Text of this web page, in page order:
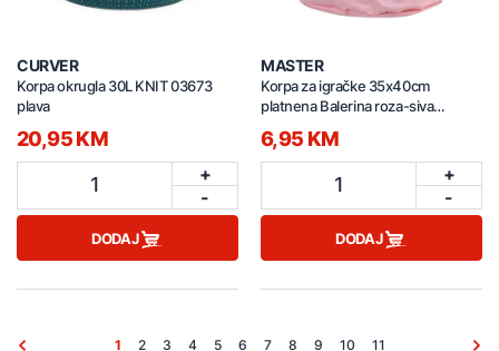
CURVER
Korpa okrugla 30L KNIT 03673
plava
20,95 KM
1
+
-
DODAJ
MASTER
Korpa za igračke 35x40cm
platnena Balerina roza-siva
6,95 KM
1
+
-
DODAJ
1 2 3 4 5 6 7 8 9 10 11